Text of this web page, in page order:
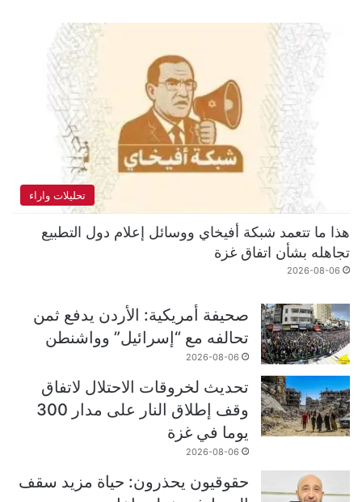
تحليلات واراء
هذا ما تتعمد شبكة أفيخاي ووسائل إعلام دول التطبيع
تجاهله بشأن اتفاق غزة
2026-08-06
صحيفة أمريكية: الأردن يدفع ثمن
تحالفه مع “إسرائيل” وواشنطن
2026-08-06
تحديث لخروقات الاحتلال لاتفاق
وقف إطلاق النار على مدار 300
يوما في غزة
2026-08-06
حقوقيون يحذرون: حياة مزيد سقف